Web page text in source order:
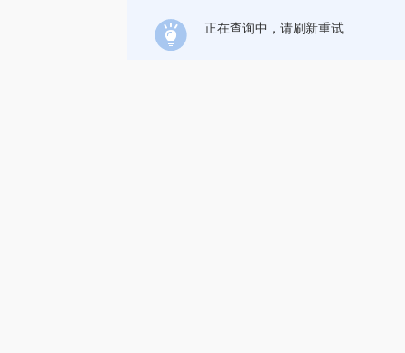
正在查询中，请刷新重试